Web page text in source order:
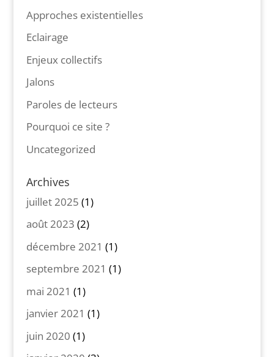
Approches existentielles
Eclairage
Enjeux collectifs
Jalons
Paroles de lecteurs
Pourquoi ce site ?
Uncategorized
Archives
juillet 2025 (1)
août 2023 (2)
décembre 2021 (1)
septembre 2021 (1)
mai 2021 (1)
janvier 2021 (1)
juin 2020 (1)